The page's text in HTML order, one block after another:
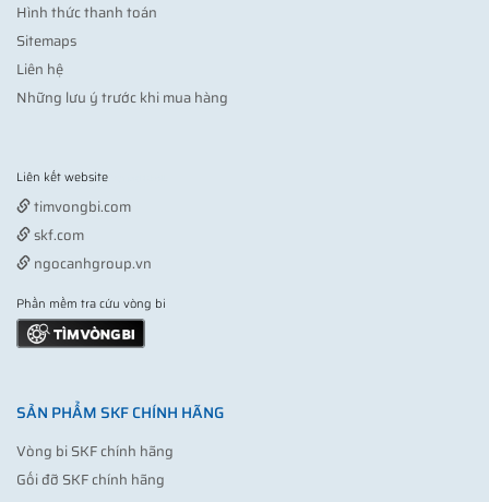
Hình thức thanh toán
Sitemaps
Liên hệ
Những lưu ý trước khi mua hàng
Liên kết website
timvongbi.com
skf.com
ngocanhgroup.vn
Phần mềm tra cứu vòng bi
SẢN PHẨM SKF CHÍNH HÃNG
Vòng bi SKF chính hãng
Gối đỡ SKF chính hãng